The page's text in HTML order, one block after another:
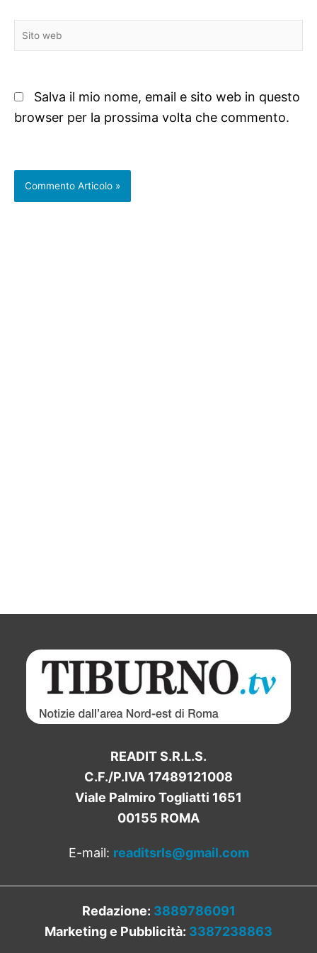
Sito
web
Salva il mio nome, email e sito web in questo
browser per la prossima volta che commento.
READIT S.R.L.S.
C.F./P.IVA 17489121008
Viale Palmiro Togliatti 1651
00155 ROMA
E-mail: readitsrls@gmail.com
Redazione: 3889786091
Marketing e Pubblicità: 3387238863